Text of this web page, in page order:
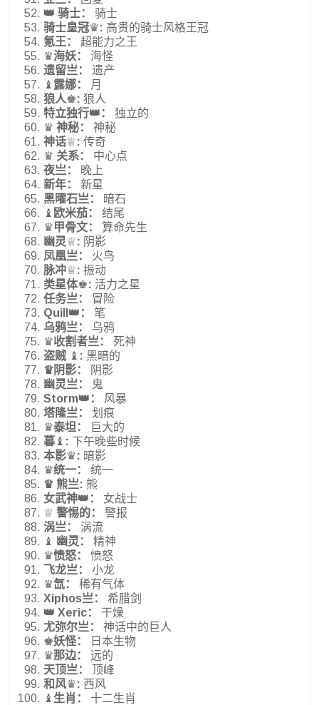
👑 骑士： 骑士
骑士皇冠♛: 高贵的骑士风格王冠
氪王： 超能力之王
♛海妖： 海怪
遗留亗： 遗产
♝ 露娜：
月
狼人♚: 狼人
特立独行👑： 独立的
♛ 神秘： 神秘
神话♕: 传奇
♛ 关系：
中心点
夜亗：
晚上
新年：
新星
黑曜石亗：
暗石
♝ 欧米茄： 结尾
♛甲骨文：
算命先生
幽灵♕: 阴影
凤凰亗： 火鸟
脉冲♕: 振动
类星体♚: 活力之星
任务亗：
冒险
Quill👑： 笔
乌鸦亗： 乌鸦
♛收割者亗： 死神
盗贼 ♝ : 黑暗的
♛阴影：
阴影
幽灵亗：
鬼
Storm👑： 风暴
塔隆亗： 划痕
♛泰坦：
巨大的
暮♝ : 下午晚些时候
本影♛: 暗影
♛统一： 统一
♛ 熊亗: 熊
女武神👑： 女战士
♕ 警惕的： 警报
涡亗： 涡流
♝
幽灵： 精神
♛愤怒： 愤怒
飞龙亗： 小龙
♛氙：
稀有气体
Xiphos亗： 希腊剑
👑 Xeric：
干燥
尤弥尔亗： 神话中的巨人
♚妖怪：
日本生物
♛那边： 远的
天顶亗：
顶峰
和风♛: 西风
♝ 生肖： 十二生肖